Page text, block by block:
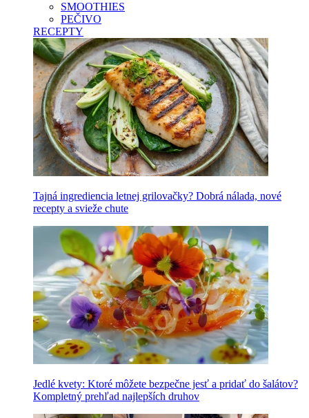
SMOOTHIES
PEČIVO
RECEPTY
Tajná ingrediencia letnej grilovačky? Dobrá nálada, nové
recepty a svieže chute
Jedlé kvety: Ktoré môžete bezpečne jesť a pridať do šalátov?
Kompletný prehľad najlepších druhov